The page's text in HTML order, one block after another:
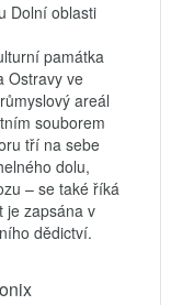
Dolní oblasti
památka
Ostravy ve
areál
souborem
tří na sebe
dolu,
– se také říká
je zapsána v
dědictví.